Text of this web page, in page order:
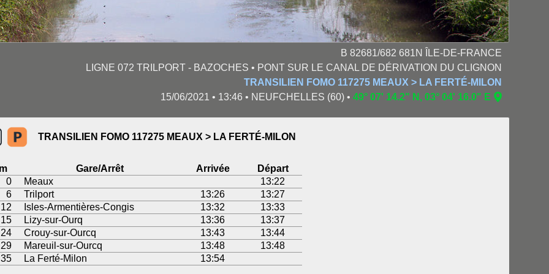
B 82681/682 681N ÎLE-DE-FRANCE
LIGNE 072 TRILPORT - BAZOCHES • PONT SUR LE CANAL DE DÉRIVATION DU CLIGNON
TRANSILIEN FOMO 117275 MEAUX > LA FERTÉ-MILON
15/06/2021 • 13:46 • NEUFCHELLES (60) • 49° 07' 14.2" N, 03° 04' 16.0" E
TRANSILIEN FOMO 117275 MEAUX > LA FERTÉ-MILON
Gare/Arrêt Arrivée
Départ
0
Meaux
13:22
6
Trilport 13:26
13:27
12
Isles-Armentières-Congis 13:32
13:33
15
Lizy-sur-Ourq 13:36
13:37
24
Crouy-sur-Ourcq 13:43
13:44
29
Mareuil-sur-Ourcq 13:48
13:48
35
La Ferté-Milon 13:54